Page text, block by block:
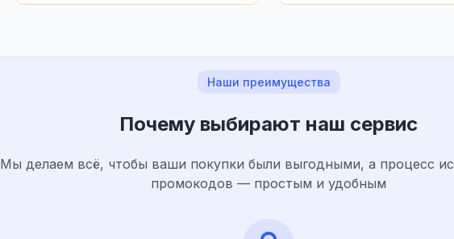
Наши преимущества
Почему выбирают наш сервис
Мы делаем всё, чтобы ваши покупки были выгодными, а процесс
промокодов — простым и удобным